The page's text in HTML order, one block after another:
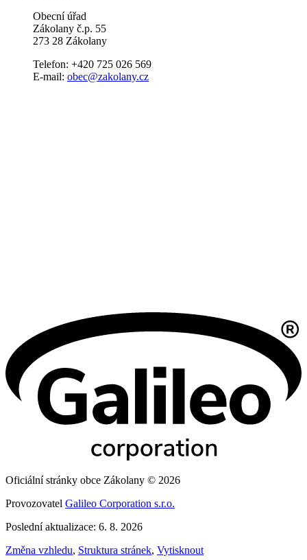
Obecní úřad
Zákolany č.p. 55
273 28 Zákolany
Telefon: +420 725 026 569
E-mail: obec@zakolany.cz
Oficiální stránky obce Zákolany © 2026
Provozovatel Galileo Corporation s.r.o.
Poslední aktualizace: 6. 8. 2026
Změna vzhledu, Struktura stránek, Vytisknout